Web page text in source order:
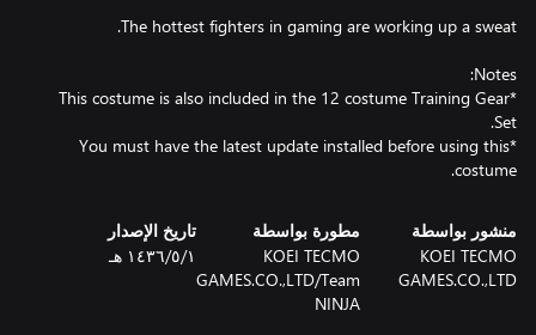
*This costume is also included in the 12 costume Training Gear
*You must have the latest update installed before using this
costume.
منشور بواسطة
KOEI TECMO
GAMES.CO.,LTD
مطورة بواسطة
KOEI TECMO
GAMES.CO.,LTD/Team
NINJA
تاريخ الإصدار
١‏/٥‏/١٤٣٦ هـ